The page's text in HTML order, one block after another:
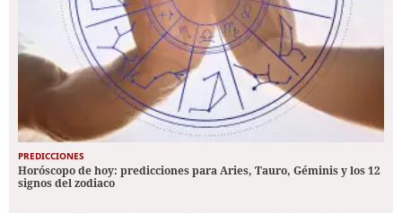
PREDICCIONES
Horóscopo de hoy: predicciones para Aries, Tauro, Géminis y los 12
signos del zodiaco